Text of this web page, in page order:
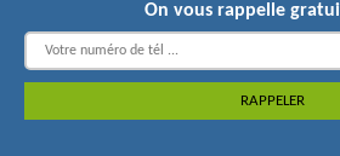
On vous rappelle